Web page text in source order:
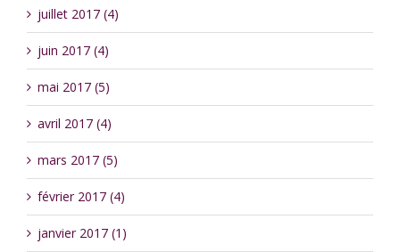
juillet 2017 (4)
juin 2017 (4)
mai 2017 (5)
avril 2017 (4)
mars 2017 (5)
février 2017 (4)
janvier 2017 (1)